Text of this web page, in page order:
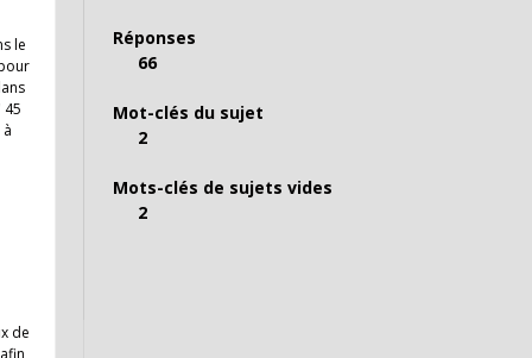
le
45
de
Réponses
66
Mot-clés du sujet
2
Mots-clés de sujets vides
2